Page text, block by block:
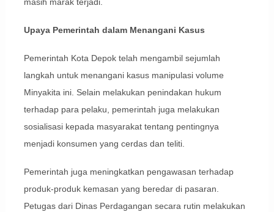
Upaya Pemerintah dalam Menangani Kasus
Pemerintah Kota Depok telah mengambil sejumlah
langkah untuk menangani kasus manipulasi volume
Minyakita ini. Selain melakukan penindakan hukum
terhadap para pelaku, pemerintah juga melakukan
sosialisasi kepada masyarakat tentang pentingnya
menjadi konsumen yang cerdas dan teliti.
Pemerintah juga meningkatkan pengawasan terhadap
produk-produk kemasan yang beredar di pasaran.
Petugas dari Dinas Perdagangan secara rutin melakukan